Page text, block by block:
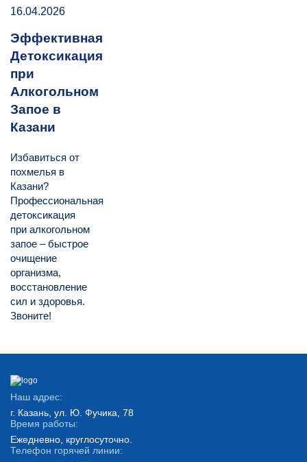
16.04.2026
Эффективная
Детоксикация
при
Алкогольном
Запое в
Казани
Избавиться от
похмелья в
Казани?
Профессиональная
детоксикация
при алкогольном
запое – быстрое
очищение
организма,
восстановление
сил и здоровья.
Звоните!
Наш адрес:
г. Казань, ул. Ю. Фучика, 78
Время работы:
Ежедневно, круглосуточно.
Телефон горячей линии: